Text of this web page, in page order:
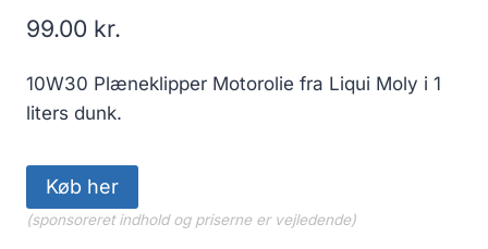
99.00 kr.
10W30 Plæneklipper Motorolie fra Liqui Moly i 1
liters dunk.
Køb her
(sponsoreret indhold og priserne er vejledende)